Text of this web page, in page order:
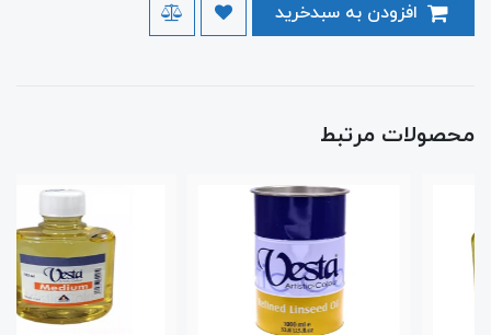
محصولات مرتبط